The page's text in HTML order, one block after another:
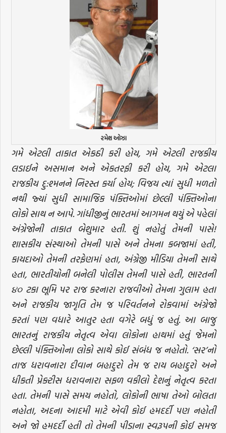
રમેશ ઓઝા
ગમે એટલી તાકાત એકઠી કરી હોય, ગમે એટલી રાજકીય
લડાઈને અસમાન અને એકતરફી કરી હોય, ગમે એટલા
રાજકીય દુ:શ્મનને નિરસ્ત કર્યા હોય; વિજય ત્યાં સુધી મળતો
નથી જ્યાં સુધી સામાજિક પંક્તિઓમાં છેલ્લી પંક્તિઓના
લોકો સાથ ન આપે. ગાંધીજીનું ભારતમાં આગમન થયું એ પહેલાં
અંગ્રેજોની તાકાત બેશુમાર હતી. શું નહોતું તેમની પાસે!
શાસકીય સંસ્થાઓ તેમની પાસે અને તેમના કબજામાં હતી,
કાયદાઓ તેમની તરફેણમાં હતા, અંગ્રેજી મીડિયા તેમની સાથે
હતા, ભારતીયોની બનેલી પોલીસ તેમની પાસે હતી, ભારતની
૪૦ ટકા ભૂમિ પર રાજ કરનારા રાજવીઓ તેમના ગુલામ હતા
અને રાજકીય જાગૃતિ તેમ જ પરિવર્તનને રોકવામાં અંગ્રેજો
કરતાં પણ વધારે આતુર હતા વગેરે બધું જ હતું. આ બાજુ
ભારતનું રાજકીય નેતૃત્વ એવા લોકોના હાથમાં હતું જેમનો
છેલ્લી પંક્તિઓના લોકો સાથે કોઈ સંબંધ જ નહોતો. ‘સર’નો
તાજ ધરાવનારા દીવાન બહાદુરો તેમ જ રાય બહાદુરો અને
ધીકતી પ્રેક્ટીસ ધરાવનારા સફળ વકીલો દેશનું નેતૃત્વ કરતા
હતા. તેમની પાસે સમય નહોતો, લોકોની ભાષા તેઓ બોલતા
નહોતા, અદના આદમી માટે એવી કોઈ હમદર્દી પણ નહોતી
અને જો હમદર્દી હતી તો તેમની પીડાના સ્વરૂપની કોઈ સમજ